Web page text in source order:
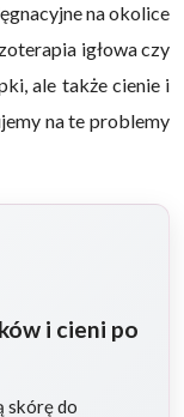
na okolice
igłowa czy
ale także cienie i
na te problemy
i cieni po
skórę do